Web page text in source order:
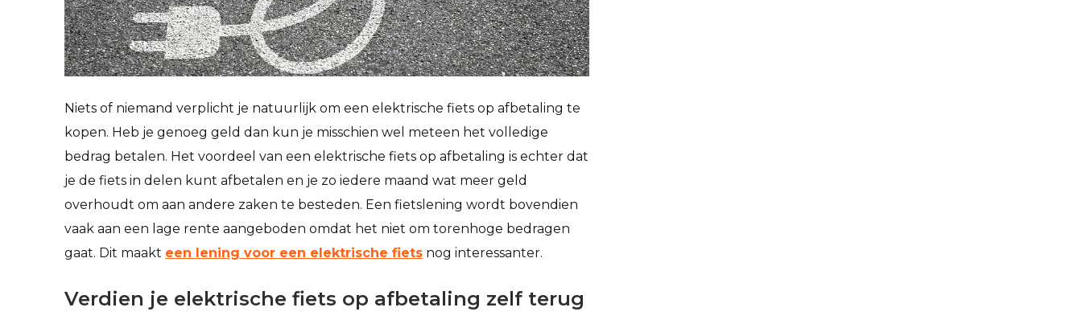
Niets of niemand verplicht je natuurlijk om een elektrische fiets op afbetaling te
kopen. Heb je genoeg geld dan kun je misschien wel meteen het volledige
bedrag betalen. Het voordeel van een elektrische fiets op afbetaling is echter dat
je de fiets in delen kunt afbetalen en je zo iedere maand wat meer geld
overhoudt om aan andere zaken te besteden. Een fietslening wordt bovendien
vaak aan een lage rente aangeboden omdat het niet om torenhoge bedragen
gaat. Dit maakt een lening voor een elektrische fiets nog interessanter.
Verdien je elektrische fiets op afbetaling zelf terug